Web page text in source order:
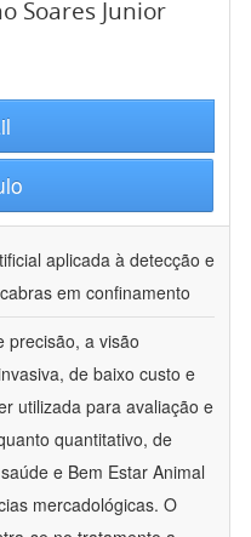
Soares Junior
aplicada à detecção e
em confinamento
precisão, a visão
de baixo custo e
utilizada para avaliação e
quantitativo, de
e Bem Estar Animal
mercadológicas. O